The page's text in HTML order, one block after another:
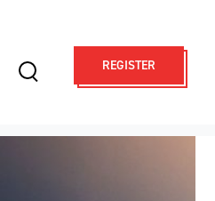
Display
REGISTER